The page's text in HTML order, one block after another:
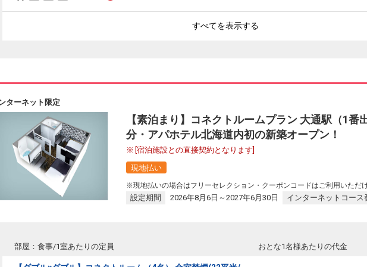
すべてを表示する
ターネット限定
【素泊まり】コネクトルームプラン 大通駅（1番
分・アパホテル北海道内初の新築オープン！
[宿泊施設との直接契約となります]
現地払い
※現地払いの場合はフリーセレクション・クーポンコードはご利用いただ
設定期間 2026年8月6日～2027年6月30日 インターネットコース
部屋：食事/1室あたりの定員 おとな1名様あたりの代金